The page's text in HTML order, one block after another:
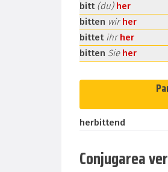
bitt (du) her
bitten wirher
bittet ihrher
bitten Sie her
herbittend
Conjugarea